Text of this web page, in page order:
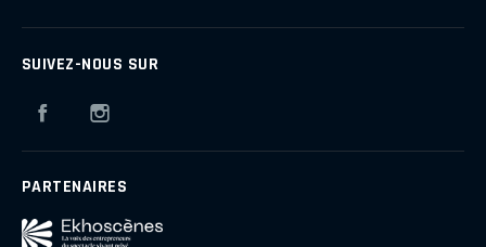
SUIVEZ-NOUS SUR
Facebook
PARTENAIRES